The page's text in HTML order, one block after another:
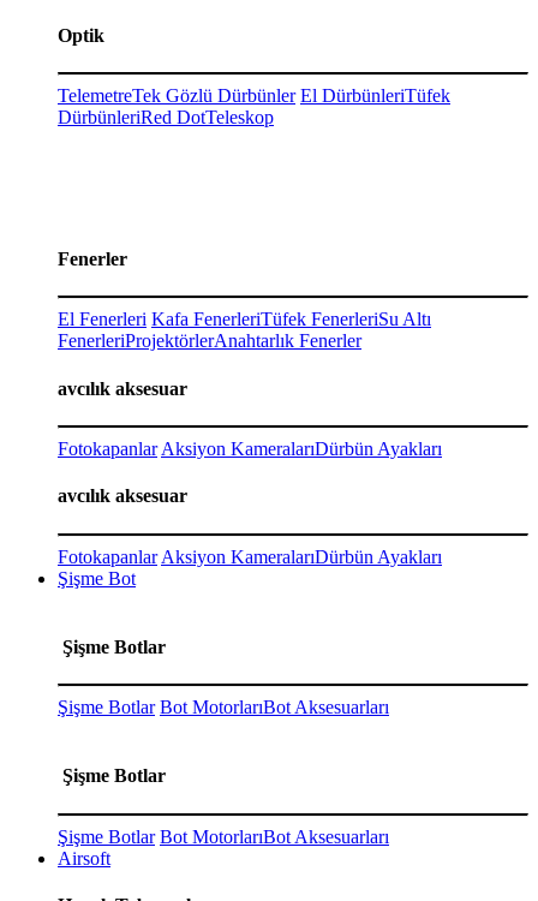
Optik
TelemetreTek Gözlü Dürbünler El DürbünleriTüfek
DürbünleriRed DotTeleskop
Fenerler
El Fenerleri Kafa FenerleriTüfek FenerleriSu Altı
FenerleriProjektörlerAnahtarlık Fenerler
avcılık aksesuar
Fotokapanlar Aksiyon KameralarıDürbün Ayakları
avcılık aksesuar
Fotokapanlar Aksiyon KameralarıDürbün Ayakları
Şişme Bot
Şişme Botlar
Şişme Botlar Bot MotorlarıBot Aksesuarları
Şişme Botlar
Şişme Botlar Bot MotorlarıBot Aksesuarları
Airsoft